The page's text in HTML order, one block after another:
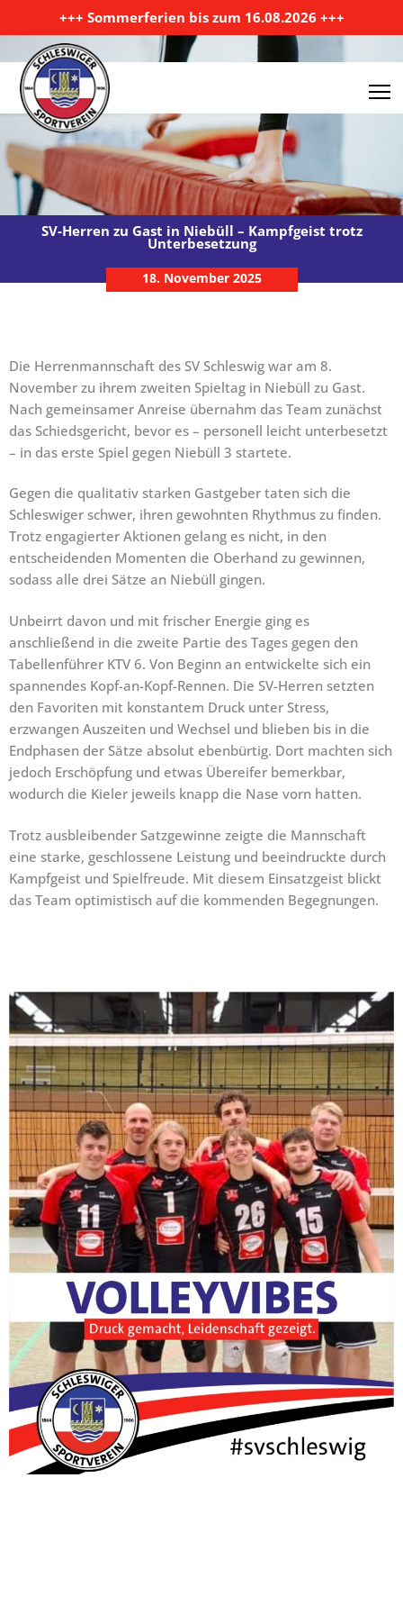
+++ Sommerferien bis zum 16.08.2026 +++
Zum Inhalt springen
SV-Herren zu Gast in Niebüll – Kampfgeist trotz
Unterbesetzung
18. November 2025
Die Herrenmannschaft des SV Schleswig war am 8.
November zu ihrem zweiten Spieltag in Niebüll zu Gast.
Nach gemeinsamer Anreise übernahm das Team zunächst
das Schiedsgericht, bevor es – personell leicht unterbesetzt
– in das erste Spiel gegen Niebüll 3 startete.
Gegen die qualitativ starken Gastgeber taten sich die
Schleswiger schwer, ihren gewohnten Rhythmus zu finden.
Trotz engagierter Aktionen gelang es nicht, in den
entscheidenden Momenten die Oberhand zu gewinnen,
sodass alle drei Sätze an Niebüll gingen.
Unbeirrt davon und mit frischer Energie ging es
anschließend in die zweite Partie des Tages gegen den
Tabellenführer KTV 6. Von Beginn an entwickelte sich ein
spannendes Kopf-an-Kopf-Rennen. Die SV-Herren setzten
den Favoriten mit konstantem Druck unter Stress,
erzwangen Auszeiten und Wechsel und blieben bis in die
Endphasen der Sätze absolut ebenbürtig. Dort machten sich
jedoch Erschöpfung und etwas Übereifer bemerkbar,
wodurch die Kieler jeweils knapp die Nase vorn hatten.
Trotz ausbleibender Satzgewinne zeigte die Mannschaft
eine starke, geschlossene Leistung und beeindruckte durch
Kampfgeist und Spielfreude. Mit diesem Einsatzgeist blickt
das Team optimistisch auf die kommenden Begegnungen.